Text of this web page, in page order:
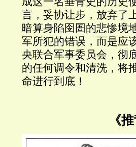
言，妥协让步，放弃了
暗算身陷囹圄的悲惨境
军所犯的错误，而是应
央联合军事委员会，彻
的任何调令和清洗，将
命进行到底！
《